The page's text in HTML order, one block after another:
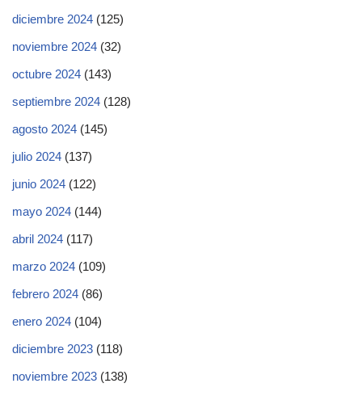
diciembre 2024 (125)
noviembre 2024 (32)
octubre 2024 (143)
septiembre 2024 (128)
agosto 2024 (145)
julio 2024 (137)
junio 2024 (122)
mayo 2024 (144)
abril 2024 (117)
marzo 2024 (109)
febrero 2024 (86)
enero 2024 (104)
diciembre 2023 (118)
noviembre 2023 (138)